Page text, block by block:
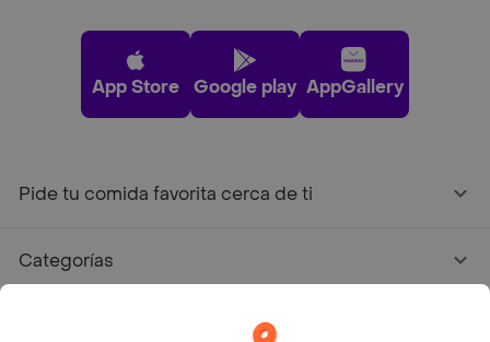
App Store Google play AppGallery
Pide tu comida favorita cerca de ti
Categorías